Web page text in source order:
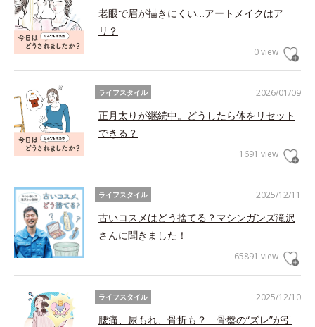
老眼で眉が描きにくい…アートメイクはア
リ？
0 view
2026/01/09
ライフスタイル
正月太りが継続中。どうしたら体をリセット
できる？
1691 view
2025/12/11
ライフスタイル
古いコスメはどう捨てる？マシンガンズ滝沢
さんに聞きました！
65891 view
2025/12/10
ライフスタイル
腰痛、尿もれ、骨折も？ 骨盤の“ズレ”が引